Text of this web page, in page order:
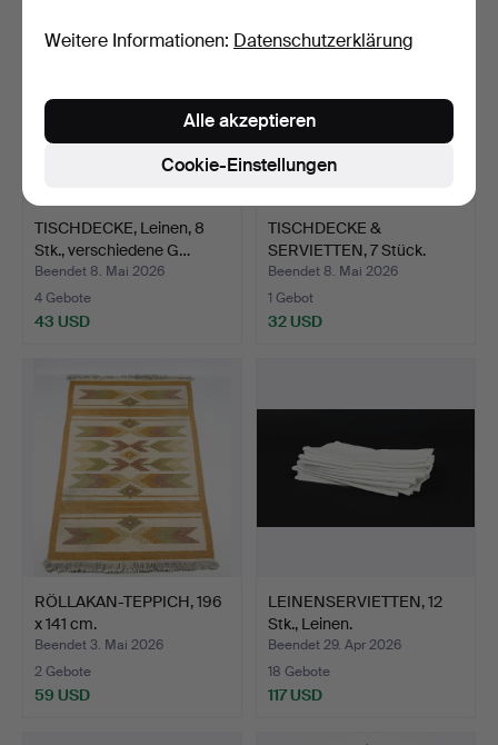
TISCHDECKE, Leinen, 8
Stk., verschiedene G…
Beendet 8. Mai 2026
4 Gebote
43 USD
TISCHDECKE &
SERVIETTEN, 7 Stück.
Beendet 8. Mai 2026
1 Gebot
32 USD
RÖLLAKAN-TEPPICH, 196
x 141 cm.
Beendet 3. Mai 2026
2 Gebote
59 USD
LEINENSERVIETTEN, 12
Stk., Leinen.
Beendet 29. Apr 2026
18 Gebote
117 USD
Weitere Informationen: Datenschutzerklärung
Cookie-Einstellungen
Alle akzeptieren